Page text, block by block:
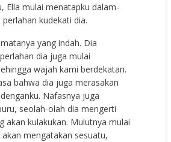
Ella mulai menatapku dalam-
kudekati dia.
yang indah. Dia
dia juga mulai
wajah kami berdekatan.
bahwa dia juga merasakan
Nafasnya juga
seolah-olah dia mengerti
akan kulakukan. Mulutnya mulai
mengatakan sesuatu,